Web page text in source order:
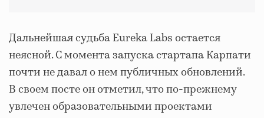
Дальнейшая судьба Eureka Labs остается
неясной. С момента запуска стартапа Карпати
почти не давал о нем публичных обновлений.
В своем посте он отметил, что по-прежнему
увлечен образовательными проектами